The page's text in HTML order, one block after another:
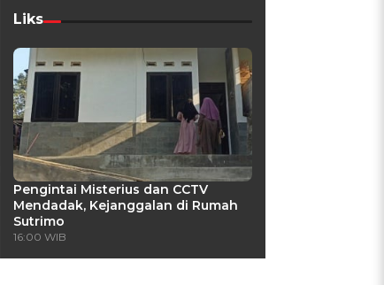
Liks
Pengintai Misterius dan CCTV
Mendadak, Kejanggalan di Rumah
Sutrimo
16:00 WIB